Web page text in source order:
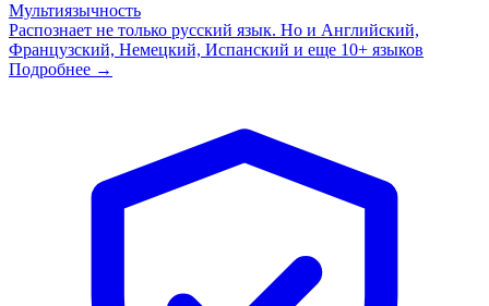
Мультиязычность
Распознает не только русский язык. Но и Английский,
Французский, Немецкий, Испанский и еще 10+ языков
Подробнее →